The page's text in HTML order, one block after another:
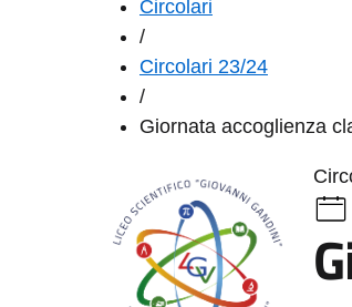
Circolari
/
Circolari 23/24
/
Giornata accoglienza